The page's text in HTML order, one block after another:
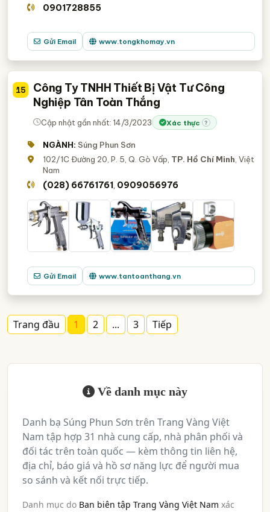
0901728855
Gửi Email www.tongkhomay.vn
15
Công Ty TNHH Thiết Bị Vật Tư Công
Nghiệp Tân Toàn Thắng
Cập nhật gần nhất: 14/3/2023 Xác thực ?
NGÀNH: Súng Phun Sơn
102/1C Đường 20, P. 5, Q. Gò Vấp, TP. Hồ Chí Minh, Việt
Nam
(028) 66761761, 0909056976
Gửi Email www.tantoanthang.vn
Trang đầu 1 2 ... 3 Tiếp
Về danh mục này
Danh bạ Súng Phun Sơn trên Trang Vàng Việt
Nam tập hợp 31 nhà cung cấp, nhà phân phối và
đối tác trên toàn quốc — kèm thông tin liên hệ,
địa chỉ, báo giá và hồ sơ năng lực để người mua
so sánh và kết nối trực tiếp.
Danh mục do Ban biên tập Trang Vàng Việt Nam xác